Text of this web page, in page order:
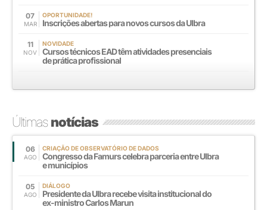
07
MAR
OPORTUNIDADE!
Inscrições abertas para novos cursos da Ulbra
11
NOV
NOVIDADE
Cursos técnicos EAD têm atividades presenciais
de prática profissional
Últimasnotícias
06
AGO
CRIAÇÃO DE OBSERVATÓRIO DE DADOS
Congresso da Famurs celebra parceria entre Ulbra
e municípios
05
AGO
DIÁLOGO
Presidente da Ulbra recebe visita institucional do
ex-ministro Carlos Marun